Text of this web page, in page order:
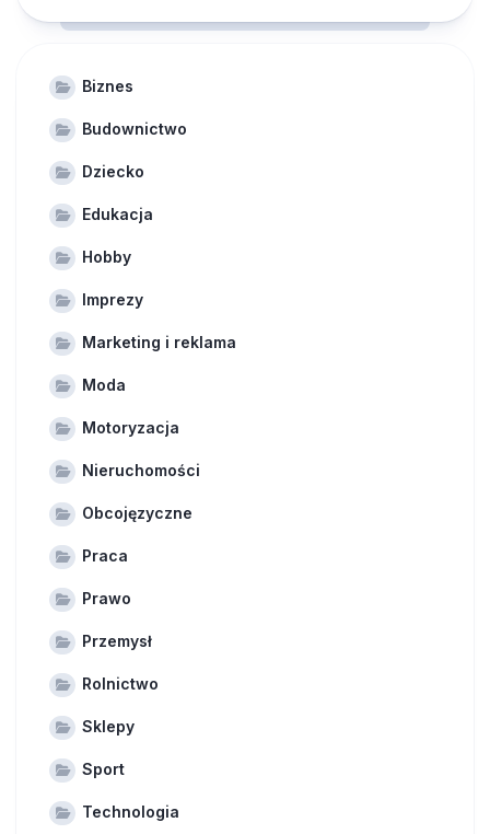
Biznes
Budownictwo
Dziecko
Edukacja
Hobby
Imprezy
Marketing i reklama
Moda
Motoryzacja
Nieruchomości
Obcojęzyczne
Praca
Prawo
Przemysł
Rolnictwo
Sklepy
Sport
Technologia